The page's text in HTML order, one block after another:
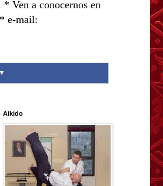
Ven a conocernos en
e-mail:
Aikido